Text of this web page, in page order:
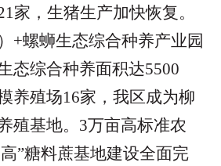
家，生猪生产加快恢复。
+螺蛳生态综合种养产业园
态综合种养面积达5500
养殖场16家，我区成为柳
殖基地。 3万亩高标准农
”糖料蔗基地建设全面完